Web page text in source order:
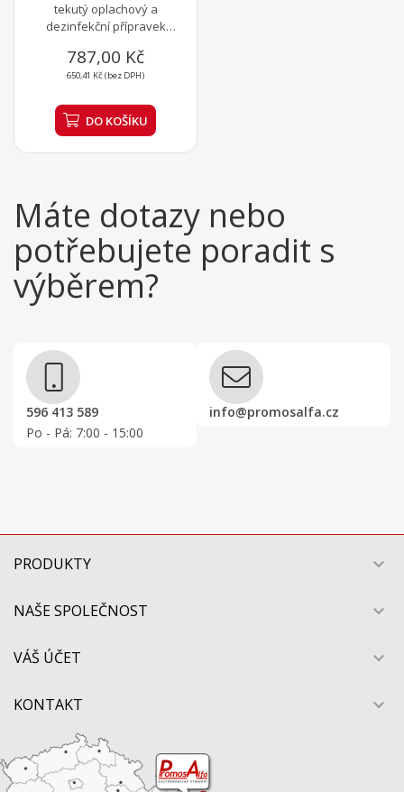
tekutý oplachový a
dezinfekční přípravek
kanystr 10 kg
787,00 Kč
650,41 Kč (bez DPH)
DO KOŠÍKU
Máte dotazy nebo
potřebujete poradit s
výběrem?
596 413 589
Po - Pá: 7:00 - 15:00
info@promosalfa.cz
PRODUKTY 
NAŠE SPOLEČNOST 
VÁŠ ÚČET 
KONTAKT 